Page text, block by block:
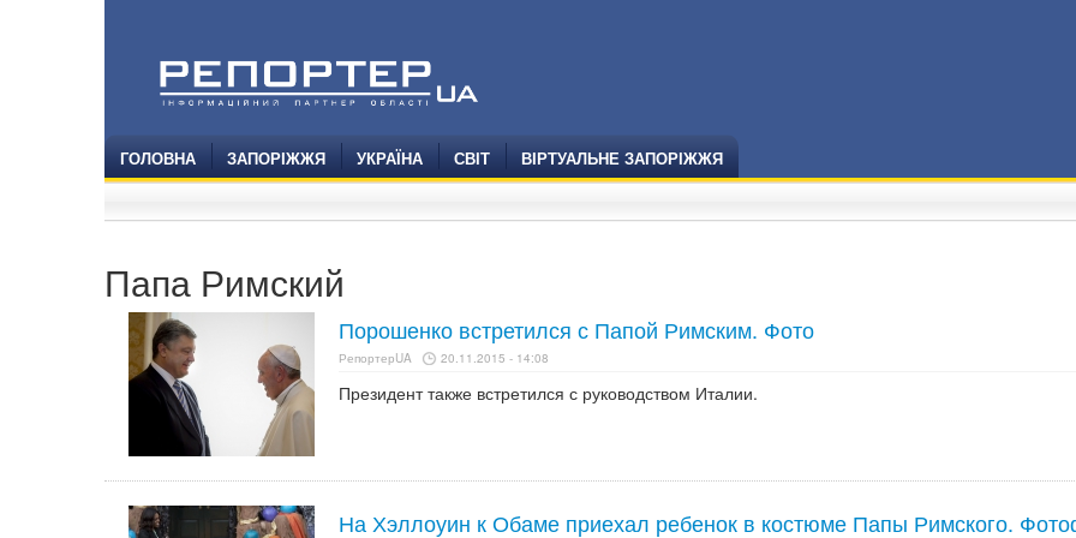
ГОЛОВНА ЗАПОРІЖЖЯ УКРАЇНА СВІТ ВІРТУАЛЬНЕ ЗАПОРІЖЖЯ
Папа Римский
Порошенко встретился с Папой Римским. Фото
РепортерUA 20.11.2015 - 14:08
Президент также встретился с руководством Италии.
На Хэллоуин к Обаме приехал ребенок в костюме Папы Римского.